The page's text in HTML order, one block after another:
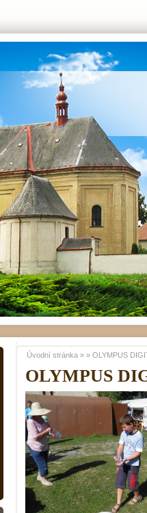
OLYMPUS
Úvodní stránka » » OLYMPUS